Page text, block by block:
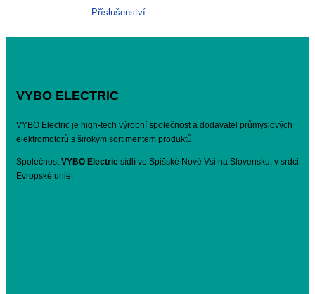
Příslušenství
VYBO ELECTRIC
VYBO Electric je high-tech výrobní společnost a dodavatel průmyslových
elektromotorů s širokým sortimentem produktů.
Společnost VYBO Electric sídlí ve Spišské Nové Vsi na Slovensku, v srdci
Evropské unie.